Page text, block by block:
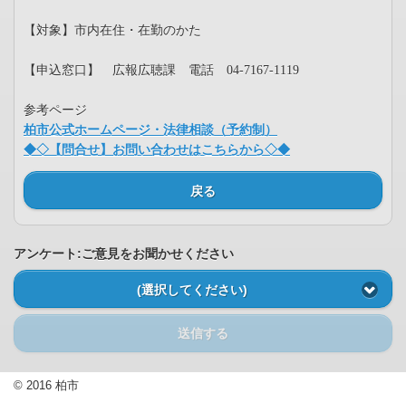
【対象】市内在住・在勤のかた
【申込窓口】 広報広聴課 電話 04-7167-1119
参考ページ
柏市公式ホームページ・法律相談（予約制）
◆◇【問合せ】お問い合わせはこちらから◇◆
戻る
アンケート:ご意見をお聞かせください
(選択してください)
送信する
© 2016 柏市